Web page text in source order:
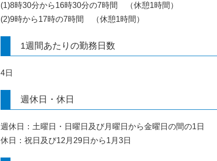
(1)8時30分から16時30分の7時間 （休憩1時間）
(2)9時から17時の7時間 （休憩1時間）
1週間あたりの勤務日数
4日
週休日・休日
週休日：土曜日・日曜日及び月曜日から金曜日の間の1日
休日：祝日及び12月29日から1月3日